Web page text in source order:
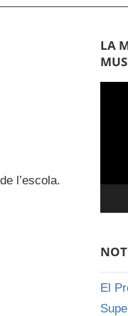
l’escola.
LA
El